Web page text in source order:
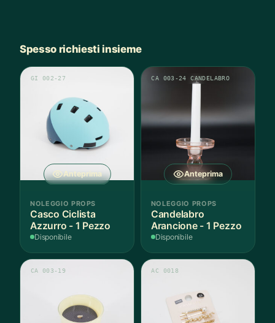
Spesso richiesti insieme
Anteprima
GI 002-27
NOLEGGIO PROPS
Casco Ciclista
Azzurro - 1 Pezzo
Disponibile
Anteprima
CA 003-24 CANDELABRO
NOLEGGIO PROPS
Candelabro
Arancione - 1 Pezzo
Disponibile
CA 003-19 AC 0018